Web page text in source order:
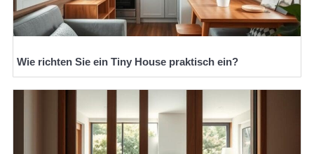
Wie richten Sie ein Tiny House praktisch ein?